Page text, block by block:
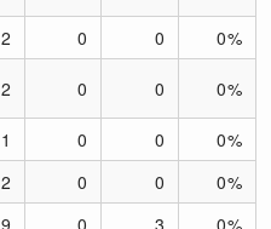
2 0 0
0%
2 0 0 0%
1 0 0
0%
2 0 0
0%
9 0 3
0%